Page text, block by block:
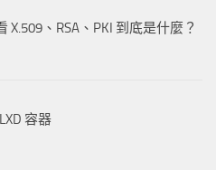
X.509、RSA、PKI 到底是什麼？
容器